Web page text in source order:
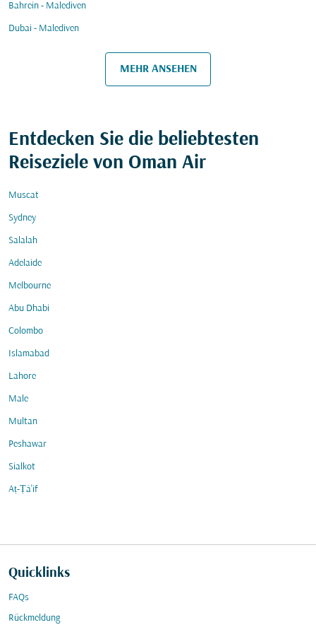
Bahrein - Malediven
Dubai - Malediven
MEHR ANSEHEN
Entdecken Sie die beliebtesten
Reiseziele von Oman Air
Muscat
Sydney
Salalah
Adelaide
Melbourne
Abu Dhabi
Colombo
Islamabad
Lahore
Male
Multan
Peshawar
Sialkot
Aṭ-Ṭā'if
Quicklinks
FAQs
Rückmeldung